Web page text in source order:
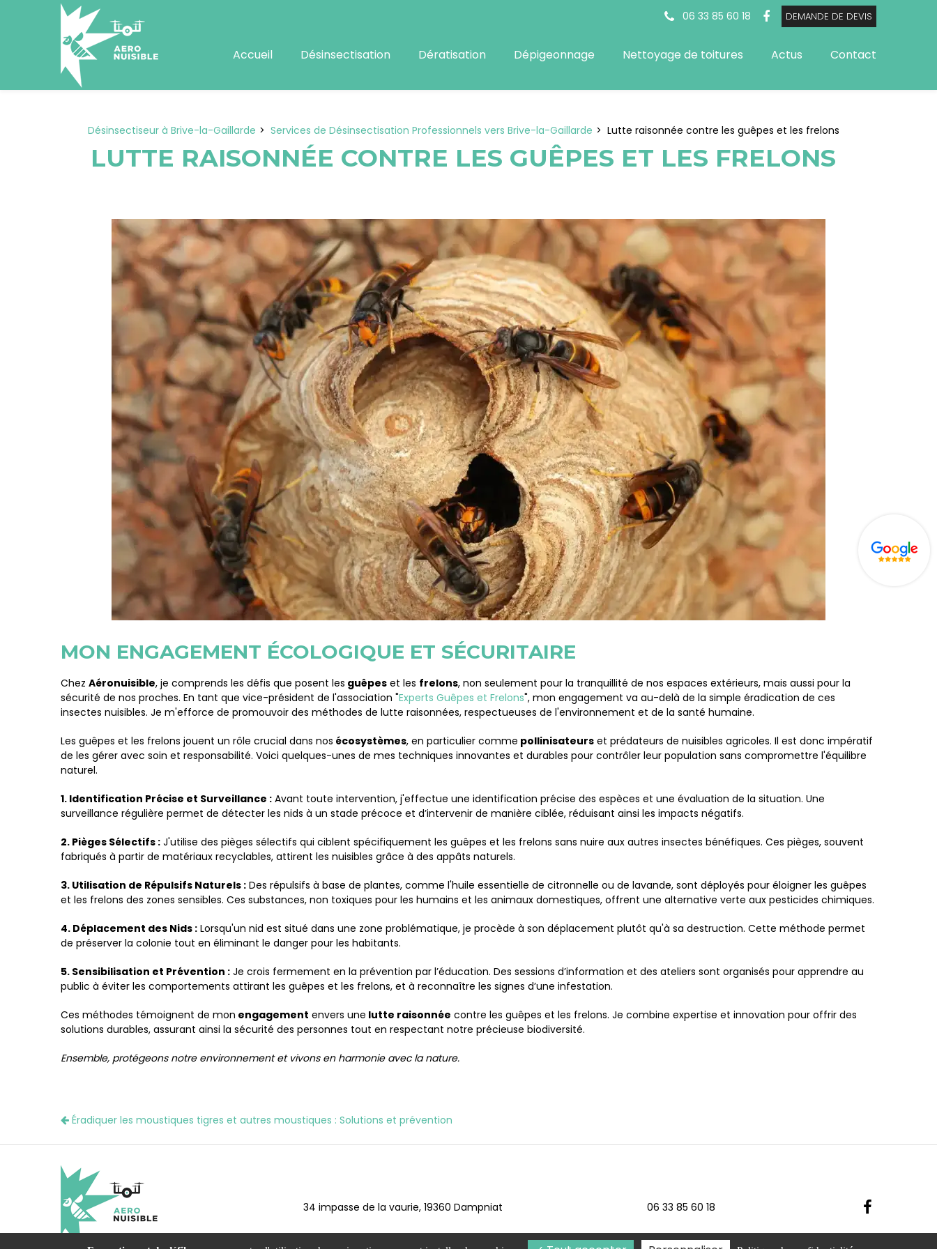
06 33 85 60 18 DEMANDE DE DEVIS
Accueil Désinsectisation Dératisation Dépigeonnage Nettoyage de toitures Actus Contact
Désinsectiseur à Brive-la-Gaillarde Services de Désinsectisation Professionnels vers Brive-la-Gaillarde Lutte raisonnée contre les guêpes et les frelons
LUTTE RAISONNÉE CONTRE LES GUÊPES ET LES FRELONS
MON ENGAGEMENT ÉCOLOGIQUE ET SÉCURITAIRE
Chez Aéronuisible, je comprends les défis que posent les guêpes et les frelons, non seulement pour la tranquillité de nos espaces extérieurs, mais aussi pour la
sécurité de nos proches. En tant que vice-président de l'association "Experts Guêpes et Frelons", mon engagement va au-delà de la simple éradication de ces
insectes nuisibles. Je m'efforce de promouvoir des méthodes de lutte raisonnées, respectueuses de l'environnement et de la santé humaine.
Les guêpes et les frelons jouent un rôle crucial dans nos écosystèmes, en particulier comme pollinisateurs et prédateurs de nuisibles agricoles. Il est donc impératif
de les gérer avec soin et responsabilité. Voici quelques-unes de mes techniques innovantes et durables pour contrôler leur population sans compromettre l'équilibre
naturel.
1. Identification Précise et Surveillance : Avant toute intervention, j'effectue une identification précise des espèces et une évaluation de la situation. Une
surveillance régulière permet de détecter les nids à un stade précoce et d’intervenir de manière ciblée, réduisant ainsi les impacts négatifs.
2. Pièges Sélectifs : J'utilise des pièges sélectifs qui ciblent spécifiquement les guêpes et les frelons sans nuire aux autres insectes bénéfiques. Ces pièges, souvent
fabriqués à partir de matériaux recyclables, attirent les nuisibles grâce à des appâts naturels.
3. Utilisation de Répulsifs Naturels : Des répulsifs à base de plantes, comme l'huile essentielle de citronnelle ou de lavande, sont déployés pour éloigner les guêpes
et les frelons des zones sensibles. Ces substances, non toxiques pour les humains et les animaux domestiques, offrent une alternative verte aux pesticides chimiques.
4. Déplacement des Nids : Lorsqu'un nid est situé dans une zone problématique, je procède à son déplacement plutôt qu'à sa destruction. Cette méthode permet
de préserver la colonie tout en éliminant le danger pour les habitants.
5. Sensibilisation et Prévention : Je crois fermement en la prévention par l’éducation. Des sessions d’information et des ateliers sont organisés pour apprendre au
public à éviter les comportements attirant les guêpes et les frelons, et à reconnaître les signes d’une infestation.
Ces méthodes témoignent de mon engagement envers une lutte raisonnée contre les guêpes et les frelons. Je combine expertise et innovation pour offrir des
solutions durables, assurant ainsi la sécurité des personnes tout en respectant notre précieuse biodiversité.
Ensemble, protégeons notr e environnement et vivons en harmonie avec la nature.
Éradiquer les moustiques tigres et autres moustiques : Solutions et prévention
34 impasse de la vaurie, 19360 Dampniat 06 33 85 60 18
Panneau de gestion des cookies